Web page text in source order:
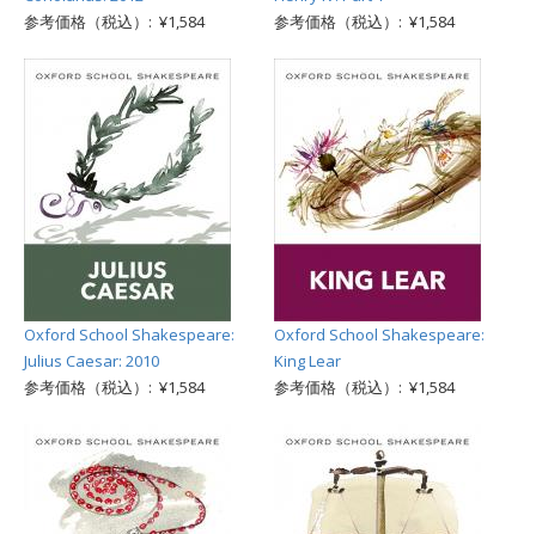
参考価格（税込）: ¥1,584
参考価格（税込）: ¥1,584
Oxford School Shakespeare:
Julius Caesar: 2010
参考価格（税込）: ¥1,584
Oxford School Shakespeare:
King Lear
参考価格（税込）: ¥1,584